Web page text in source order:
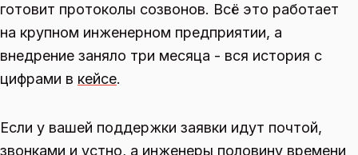
готовит протоколы созвонов. Всё это работает
на крупном инженерном предприятии, а
внедрение заняло три месяца - вся история с
цифрами в кейсе.
Если у вашей поддержки заявки идут почтой,
звонками и устно, а инженеры половину времени